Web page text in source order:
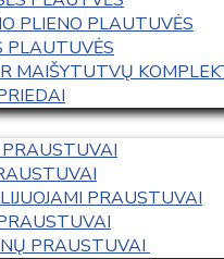
PLIENO PLAUTUVĖS
PLAUTUVĖS
MAIŠYTUTVŲ
PRAUSTUVAI
PRAUSTUVAI